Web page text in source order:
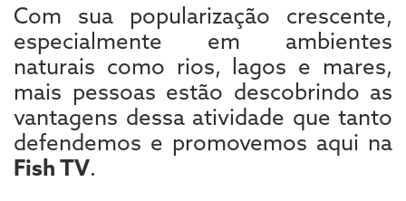
Com sua popularização crescente,
especialmente em ambientes
naturais como rios, lagos e mares,
mais pessoas estão descobrindo as
vantagens dessa atividade que tanto
defendemos e promovemos aqui na
Fish TV.